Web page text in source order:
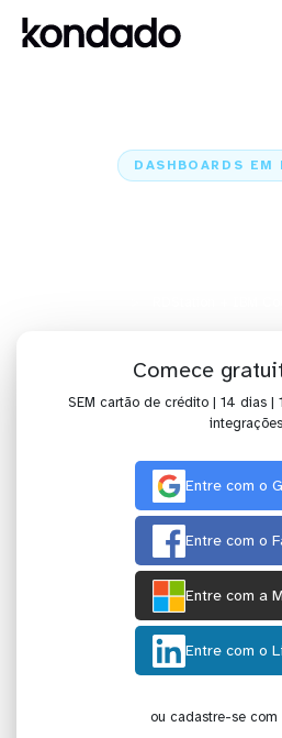
DASHBOARDS EM
Comece
SEM cartão de crédito | 14 dias |
integrações
Entre com o
Entre com o
Entre com a
Entre com o
ou cadastre-se com